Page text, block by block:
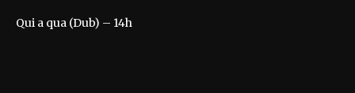
Qui a qua (Dub) – 14h